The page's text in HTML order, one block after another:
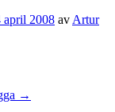
april 2008 av Artur
→